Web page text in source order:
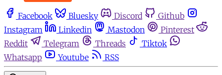
Facebook Bluesky Discord
Github
Instagram
Linkedin Mastodon
Pinterest
Reddit
Telegram Threads
Tiktok
Whatsapp
Youtube RSS